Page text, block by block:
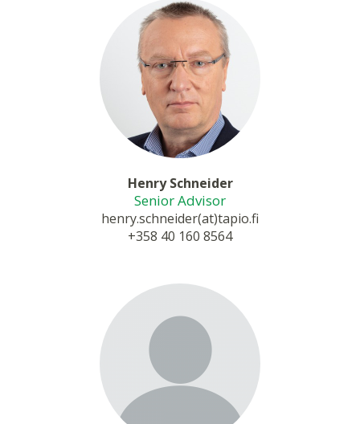
Henry Schneider
Senior Advisor
henry.schneider(at)tapio.fi
+358 40 160 8564